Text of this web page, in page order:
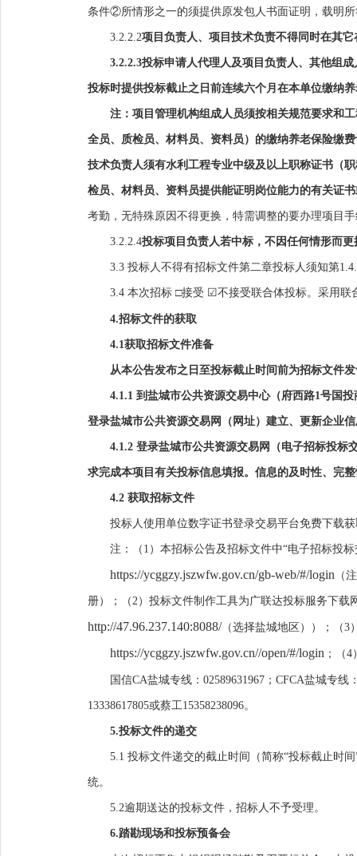
条件②所情形之一的须提供原发包人书面证明，载明
3.2.2.2项目负责人、 项目技术负责不得同时在其它
3.2.2.3投标申请人代理人及项目负责人、其他组成
投标时提供投标截止之日前连续六个月在本单位缴纳
注：项目管理机构组成人员须按相关规范要求和
全员、质检员、 材料员、 资料员）的缴纳养老保险缴
技术负责人须有水利工程专业中级及以上职称证书（
检员、材料员、资料员提供能证明岗位能力的有关证
考勤，无特殊原因不得更换，特需调整的要办理项目
3.2.2.4投标项目负责人若中标，不因任何情形而更
3.3 投标人不得有招标文件第二章投标人须知第
3.4 本次招标 □接受 ☑不接受联合体投标。 采用联
4.招标文件的获取
4.1获取招标文件准备
从本公告发布之日至投标截止时间前为招标文件
4.1.1 到盐城市公共资源交易中心（府西路1号国
登录盐城市公共资源交易网（网址）建立、更新企业
4.1.2 登录盐城市公共资源交易网（电子招标投标
求完成本项目有关投标信息填报。信息的及时性、完
4.2 获取招标文件
投标人使用单位数字证书登录交易平台免费下载
注 ：（ 1）本招标公告及招标文件中“电子招标投
https://ycggzy.jszwfw.gov.cn/gb-web/#/login （
册）；（2）投标文件制作工具为广联达投标服务下
http://47.96.237.140:8088/ （选择盐城地区））；（3
https://ycggzy.jszwfw.gov.cn//open/#/login ；（4
国信CA盐城专线：02589631967；CFCA盐城专线
13338617805或蔡工15358238096。
5.投标文件的递交
5.1 投标文件递交的截止时间（简称“投标截止时
统。
5.2逾期送达的投标文件，招标人不予受理。
6.踏勘现场和投标预备会